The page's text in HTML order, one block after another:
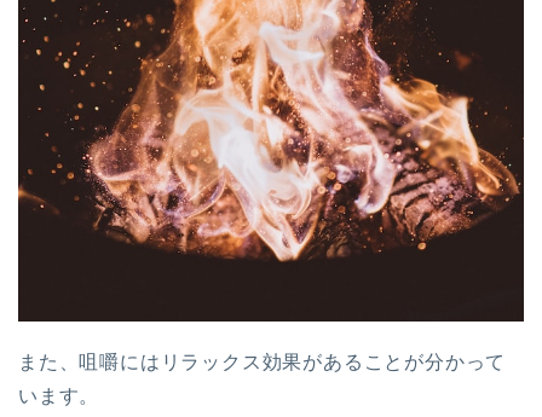
また、咀嚼にはリラックス効果があることが分かって
います。